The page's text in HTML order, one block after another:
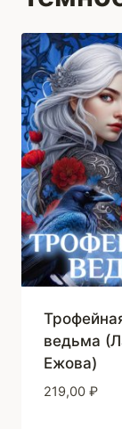
ведьма
Ежова)
219,00 ₽